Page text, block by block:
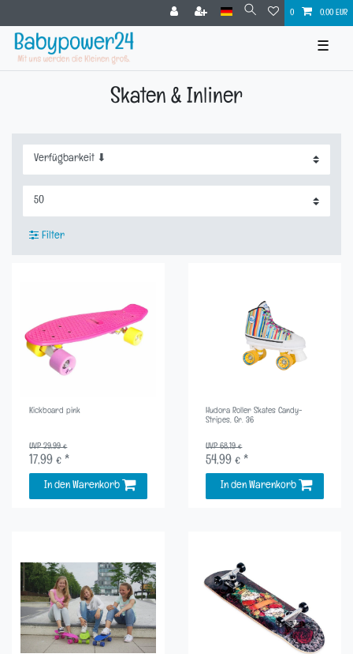
0 0,00 EUR
☰
Skaten & Inliner
Filter
Kickboard pink
UVP 29,99 €
17,99 € *
In den Warenkorb
Hudora Roller Skates Candy-
Stripes, Gr. 36
UVP 68,19 €
54,99 € *
In den Warenkorb